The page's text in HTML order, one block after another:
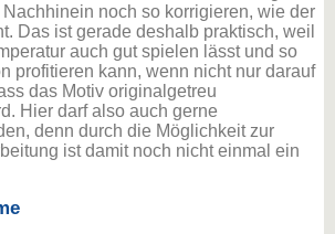
noch so korrigieren, wie der
Das ist gerade deshalb praktisch, weil
auch gut spielen lässt und so
profitieren kann, wenn nicht nur darauf
das Motiv originalgetreu
Hier darf also auch gerne
denn durch die Möglichkeit zur
ist damit noch nicht einmal ein